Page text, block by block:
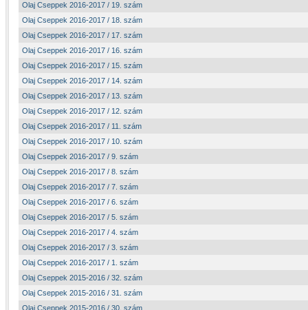
Olaj Cseppek 2016-2017 / 19. szám
Olaj Cseppek 2016-2017 / 18. szám
Olaj Cseppek 2016-2017 / 17. szám
Olaj Cseppek 2016-2017 / 16. szám
Olaj Cseppek 2016-2017 / 15. szám
Olaj Cseppek 2016-2017 / 14. szám
Olaj Cseppek 2016-2017 / 13. szám
Olaj Cseppek 2016-2017 / 12. szám
Olaj Cseppek 2016-2017 / 11. szám
Olaj Cseppek 2016-2017 / 10. szám
Olaj Cseppek 2016-2017 / 9. szám
Olaj Cseppek 2016-2017 / 8. szám
Olaj Cseppek 2016-2017 / 7. szám
Olaj Cseppek 2016-2017 / 6. szám
Olaj Cseppek 2016-2017 / 5. szám
Olaj Cseppek 2016-2017 / 4. szám
Olaj Cseppek 2016-2017 / 3. szám
Olaj Cseppek 2016-2017 / 1. szám
Olaj Cseppek 2015-2016 / 32. szám
Olaj Cseppek 2015-2016 / 31. szám
Olaj Cseppek 2015-2016 / 30. szám